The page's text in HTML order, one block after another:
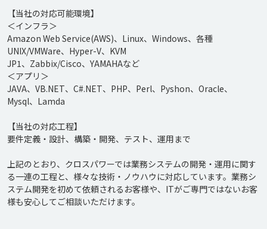
【当社の対応可能環境】
＜インフラ＞
Amazon Web Service(AWS)、Linux、Windows、各種
UNIX/VMWare、Hyper-V、KVM
JP1、Zabbix/Cisco、YAMAHAなど
＜アプリ＞
JAVA、VB.NET、C#.NET、PHP、Perl、Pyshon、Oracle、
Mysql、Lamda
【当社の対応工程】
要件定義・設計、構築・開発、テスト、運用まで
上記のとおり、クロスパワーでは業務システムの開発・運用に関す
る一連の工程と、様々な技術・ノウハウに対応しています。業務シ
ステム開発を初めて依頼されるお客様や、ITがご専門ではないお客
様も安心してご相談いただけます。